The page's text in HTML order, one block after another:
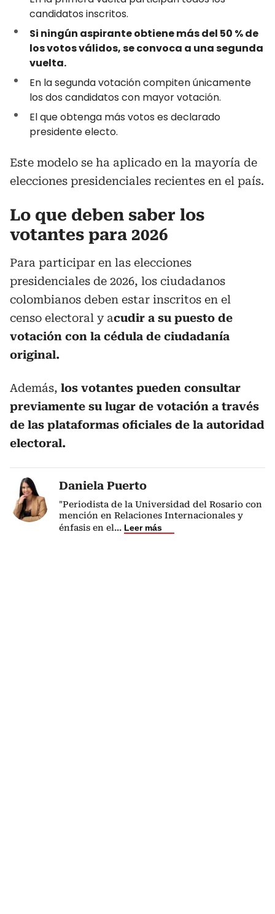
candidatos inscritos.
Si ningún aspirante obtiene más del 50 % de
los votos válidos, se convoca a una segunda
vuelta.
En la segunda votación compiten únicamente
los dos candidatos con mayor votación.
El que obtenga más votos es declarado
presidente electo.
Este modelo se ha aplicado en la mayoría de
elecciones presidenciales recientes en el país.
Lo que deben saber los
votantes para 2026
Para participar en las elecciones
presidenciales de 2026, los ciudadanos
colombianos deben estar inscritos en el
censo electoral y acudir a su puesto de
votación con la cédula de ciudadanía
original.
Además, los votantes pueden consultar
previamente su lugar de votación a través
de las plataformas oficiales de la autoridad
electoral.
Daniela Puerto
"Periodista de la Universidad del Rosario con
mención en Relaciones Internacionales y
énfasis en el... Leer más